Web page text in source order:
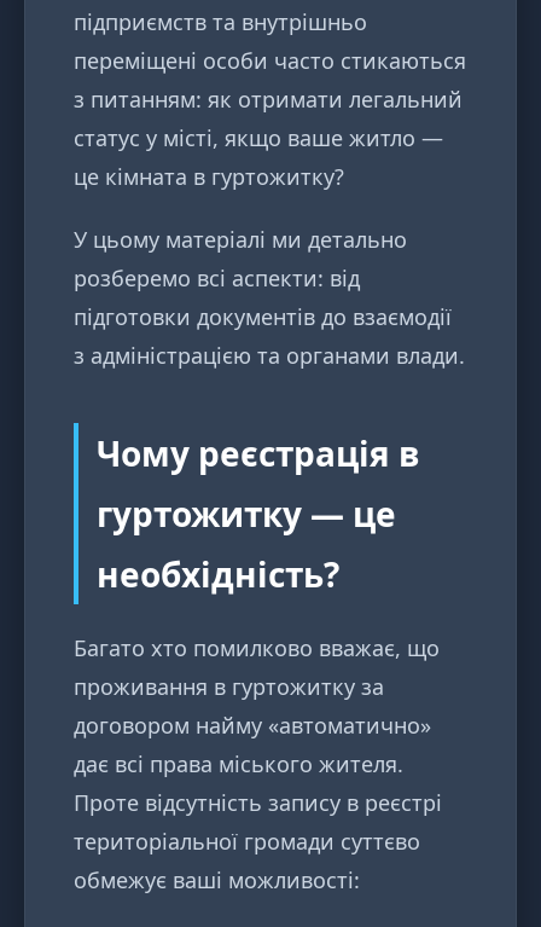
підприємств та внутрішньо
переміщені особи часто стикаються
з питанням: як отримати легальний
статус у місті, якщо ваше житло —
це кімната в гуртожитку?
У цьому матеріалі ми детально
розберемо всі аспекти: від
підготовки документів до взаємодії
з адміністрацією та органами влади.
Чому реєстрація в
гуртожитку — це
необхідність?
Багато хто помилково вважає, що
проживання в гуртожитку за
договором найму «автоматично»
дає всі права міського жителя.
Проте відсутність запису в реєстрі
територіальної громади суттєво
обмежує ваші можливості: